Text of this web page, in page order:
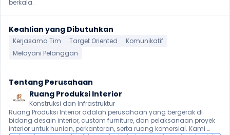
berkala.
Keahlian yang Dibutuhkan
Kerjasama Tim Target Oriented
Komunikatif
Melayani Pelanggan
Tentang Perusahaan
Ruang Produksi Interior
Konstruksi dan Infrastruktur
Ruang Produksi Interior adalah perusahaan yang bergerak di
bidang desain interior, custom furniture, dan pelaksanaan proyek
interior untuk hunian, perkantoran, serta ruang komersial. Kami